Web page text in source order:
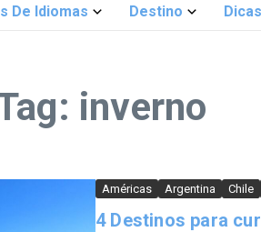
De Idiomas Destino Dicas
inverno
Américas Argentina Chile
4 Destinos para